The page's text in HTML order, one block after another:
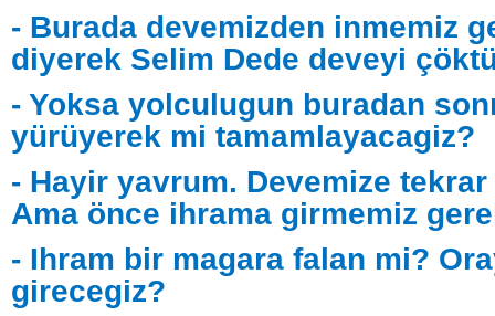
- Burada devemizden inmemiz
diyerek Selim Dede deveyi
- Yoksa yolculugun buradan
yürüyerek mi tamamlayacagiz?
- Hayir yavrum. Devemize
Ama önce ihrama girmemiz
- Ihram bir magara falan mi?
girecegiz?